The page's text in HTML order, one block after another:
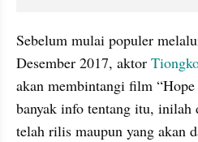
Sebelum mulai populer
Desember 2017, aktor
akan membintangi film
banyak info tentang itu,
telah rilis maupun yang akan